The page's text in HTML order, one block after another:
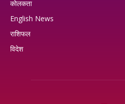
कोलकता
English News
राशिफल
विदेश